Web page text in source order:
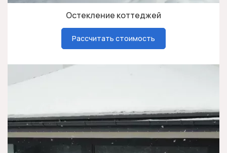
Остекление коттеджей
Рассчитать стоимость